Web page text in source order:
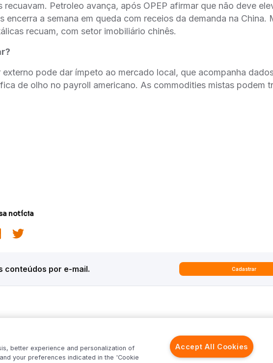
recuavam. Petroleo avança, após OPEP afirmar que não deve
encerra a semana em queda com receios da demanda na China.
recuam, com setor imobiliário chinês.
externo pode dar ímpeto ao mercado local, que acompanha
de olho no payroll americano. As commodities mistas podem
notícia
conteúdos por e-mail. Cadastrar
Forecast
Renda Variável
Renda Fixa
Inter Strategy
Inter News RV
Inter News RF
better experience and personalization of
your preferences indicated in the 'Cookie
Accept All Cookies